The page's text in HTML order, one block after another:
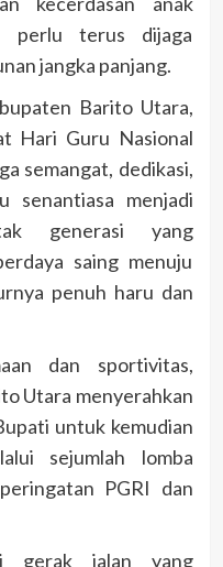
perlu terus dijaga
jangka panjang.
Barito Utara,
Hari Guru Nasional
semangat, dedikasi,
senantiasa menjadi
generasi yang
saing menuju
penuh haru dan
dan sportivitas,
Utara menyerahkan
untuk kemudian
sejumlah lomba
PGRI dan
gerak jalan yang